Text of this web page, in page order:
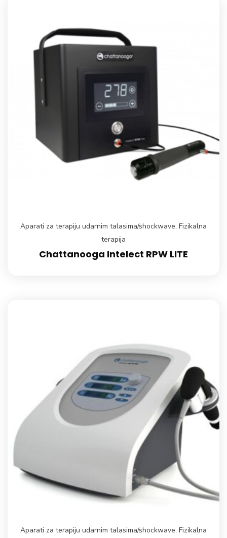
Aparati za terapiju udarnim talasima/shockwave, Fizikalna
terapija
Chattanooga Intelect RPW LITE
Aparati za terapiju udarnim talasima/shockwave, Fizikalna